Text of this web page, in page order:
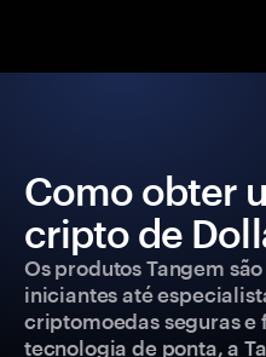
Como obter
cripto de
Os produtos Tangem
iniciantes até
criptomoedas seguras e
tecnologia de ponta, a